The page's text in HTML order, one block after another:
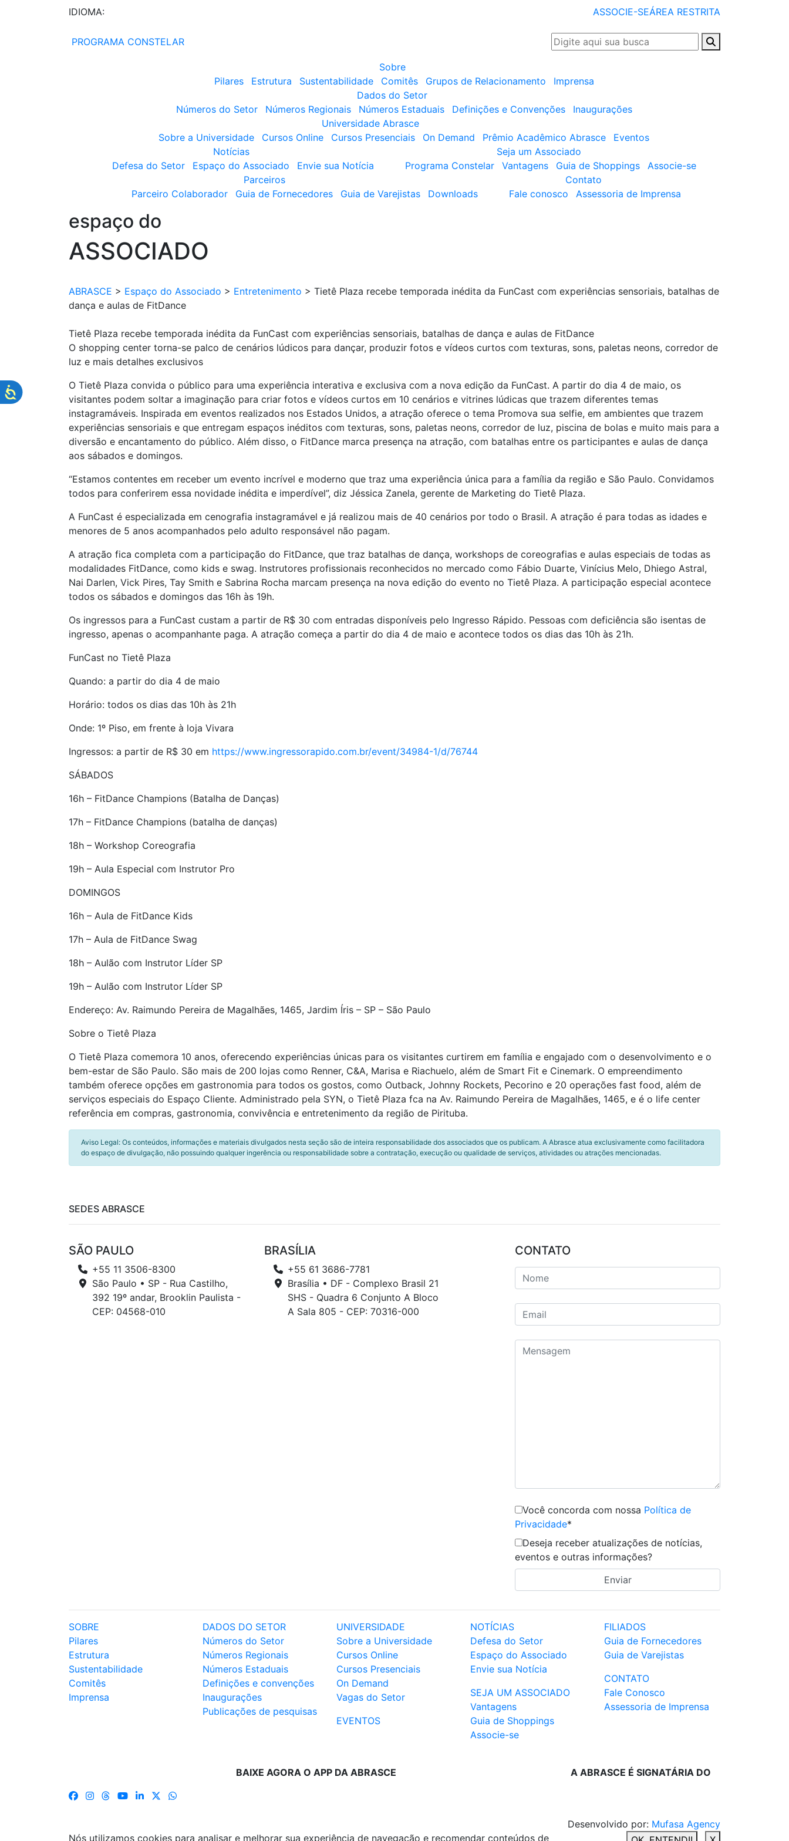
IDIOMA: ASSOCIE-SEÁREA RESTRITA
PROGRAMA CONSTELAR
Sobre
Pilares
Estrutura Sustentabilidade Comitês Grupos de Relacionamento
Imprensa
Dados do Setor
Números do Setor
Números Regionais Números Estaduais Definições e Convenções
Inaugurações
Universidade Abrasce
Sobre a Universidade
Cursos Online Cursos Presenciais On Demand Prêmio Acadêmico Abrasce
Eventos
Notícias
Defesa do Setor
Espaço do Associado Envie sua Notícia
Seja um Associado
Programa Constelar
Vantagens Guia de Shoppings
Associe-se
Parceiros
Parceiro Colaborador
Guia de Fornecedores Guia de Varejistas Downloads
Contato
Fale conosco
Assessoria de Imprensa
espaço do
ASSOCIADO
ABRASCE > Espaço do Associado > Entretenimento > Tietê Plaza recebe temporada inédita da FunCast com experiências sensoriais, batalhas de
dança e aulas de FitDance
Tietê Plaza recebe temporada inédita da FunCast com experiências sensoriais, batalhas de dança e aulas de FitDance
O shopping center torna-se palco de cenários lúdicos para dançar, produzir fotos e vídeos curtos com texturas, sons, paletas neons, corredor de
luz e mais detalhes exclusivos
O Tietê Plaza convida o público para uma experiência interativa e exclusiva com a nova edição da FunCast. A partir do dia 4 de maio, os
visitantes podem soltar a imaginação para criar fotos e vídeos curtos em 10 cenários e vitrines lúdicas que trazem diferentes temas
instagramáveis. Inspirada em eventos realizados nos Estados Unidos, a atração oferece o tema Promova sua selfie, em ambientes que trazem
experiências sensoriais e que entregam espaços inéditos com texturas, sons, paletas neons, corredor de luz, piscina de bolas e muito mais para a
diversão e encantamento do público. Além disso, o FitDance marca presença na atração, com batalhas entre os participantes e aulas de dança
aos sábados e domingos.
“Estamos contentes em receber um evento incrível e moderno que traz uma experiência única para a família da região e São Paulo. Convidamos
todos para conferirem essa novidade inédita e imperdível”, diz Jéssica Zanela, gerente de Marketing do Tietê Plaza.
A FunCast é especializada em cenografia instagramável e já realizou mais de 40 cenários por todo o Brasil. A atração é para todas as idades e
menores de 5 anos acompanhados pelo adulto responsável não pagam.
A atração fica completa com a participação do FitDance, que traz batalhas de dança, workshops de coreografias e aulas especiais de todas as
modalidades FitDance, como kids e swag. Instrutores profissionais reconhecidos no mercado como Fábio Duarte, Vinícius Melo, Dhiego Astral,
Nai Darlen, Vick Pires, Tay Smith e Sabrina Rocha marcam presença na nova edição do evento no Tietê Plaza. A participação especial acontece
todos os sábados e domingos das 16h às 19h.
Os ingressos para a FunCast custam a partir de R$ 30 com entradas disponíveis pelo Ingresso Rápido. Pessoas com deficiência são isentas de
ingresso, apenas o acompanhante paga. A atração começa a partir do dia 4 de maio e acontece todos os dias das 10h às 21h.
FunCast no Tietê Plaza
Quando: a partir do dia 4 de maio
Horário: todos os dias das 10h às 21h
Onde: 1º Piso, em frente à loja Vivara
Ingressos: a partir de R$ 30 em https://www.ingressorapido.com.br/event/34984-1/d/76744
SÁBADOS
16h – FitDance Champions (Batalha de Danças)
17h – FitDance Champions (batalha de danças)
18h – Workshop Coreografia
19h – Aula Especial com Instrutor Pro
DOMINGOS
16h – Aula de FitDance Kids
17h – Aula de FitDance Swag
18h – Aulão com Instrutor Líder SP
19h – Aulão com Instrutor Líder SP
Endereço: Av. Raimundo Pereira de Magalhães, 1465, Jardim Íris – SP – São Paulo
Sobre o Tietê Plaza
O Tietê Plaza comemora 10 anos, oferecendo experiências únicas para os visitantes curtirem em família e engajado com o desenvolvimento e o
bem-estar de São Paulo. São mais de 200 lojas como Renner, C&A, Marisa e Riachuelo, além de Smart Fit e Cinemark. O empreendimento
também oferece opções em gastronomia para todos os gostos, como Outback, Johnny Rockets, Pecorino e 20 operações fast food, além de
serviços especiais do Espaço Cliente. Administrado pela SYN, o Tietê Plaza fca na Av. Raimundo Pereira de Magalhães, 1465, e é o life center
referência em compras, gastronomia, convivência e entretenimento da região de Pirituba.
Aviso Legal: Os conteúdos, informações e materiais divulgados nesta seção são de inteira responsabilidade dos associados que os publicam. A Abrasce atua exclusivamente como facilitadora
do espaço de divulgação, não possuindo qualquer ingerência ou responsabilidade sobre a contratação, execução ou qualidade de serviços, atividades ou atrações mencionadas.
SEDES ABRASCE
SÃO PAULO
+55 11 3506-8300
São Paulo • SP - Rua Castilho,
392 19º andar, Brooklin Paulista -
CEP: 04568-010
BRASÍLIA
+55 61 3686-7781
Brasília • DF - Complexo Brasil 21
SHS - Quadra 6 Conjunto A Bloco
A Sala 805 - CEP: 70316-000
CONTATO
Você concorda com nossa Política de
Privacidade*
Deseja receber atualizações de notícias,
eventos e outras informações?
SOBRE
Pilares
Estrutura
Sustentabilidade
Comitês
Imprensa
DADOS DO SETOR
Números do Setor
Números Regionais
Números Estaduais
Definições e convenções
Inaugurações
Publicações de pesquisas
UNIVERSIDADE
Sobre a Universidade
Cursos Online
Cursos Presenciais
On Demand
Vagas do Setor
EVENTOS
NOTÍCIAS
Defesa do Setor
Espaço do Associado
Envie sua Notícia
SEJA UM ASSOCIADO
Vantagens
Guia de Shoppings
Associe-se
FILIADOS
Guia de Fornecedores
Guia de Varejistas
CONTATO
Fale Conosco
Assessoria de Imprensa
BAIXE AGORA O APP DA ABRASCE A ABRASCE É SIGNATÁRIA DO
Desenvolvido por: Mufasa Agency
Nós utilizamos cookies para analisar e melhorar sua experiência de navegação e recomendar conteúdos de